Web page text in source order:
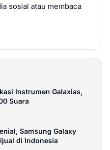
sosial atau membaca
Instrumen Galaxias,
Suara
Samsung Galaxy
di Indonesia